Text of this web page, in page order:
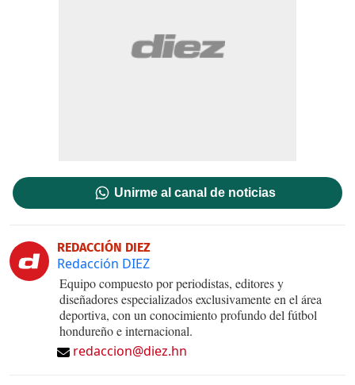
Unirme al canal de noticias
REDACCIÓN DIEZ
Redacción DIEZ
Equipo compuesto por periodistas, editores y
diseñadores especializados exclusivamente en el área
deportiva, con un conocimiento profundo del fútbol
hondureño e internacional.
redaccion@diez.hn